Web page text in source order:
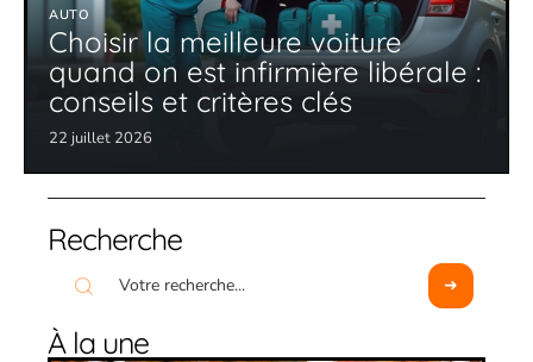
AUTO
Choisir la meilleure voiture
quand on est infirmière libérale :
conseils et critères clés
22 juillet 2026
Recherche
À la une